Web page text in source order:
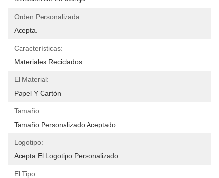
Orden Personalizada:
Acepta.
Características:
Materiales Reciclados
El Material:
Papel Y Cartón
Tamaño:
Tamaño Personalizado Aceptado
Logotipo:
Acepta El Logotipo Personalizado
El Tipo: